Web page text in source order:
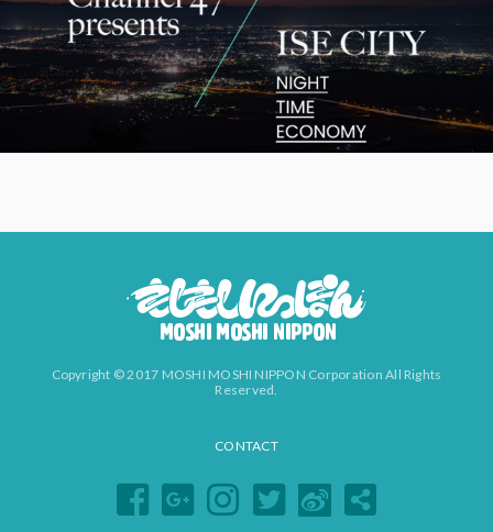
Copyright © 2017 MOSHI MOSHI NIPPON Corporation All Rights
Reserved.
CONTACT